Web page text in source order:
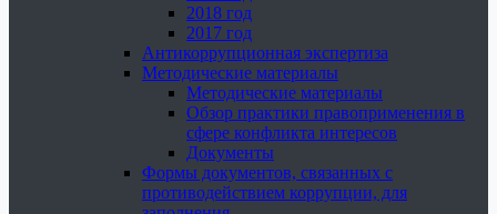
2018 год
2017 год
Антикоррупционная экспертиза
Методические материалы
Методические материалы
Обзор практики правоприменения в
сфере конфликта интересов
Документы
Формы документов, связанных с
противодействием коррупции, для